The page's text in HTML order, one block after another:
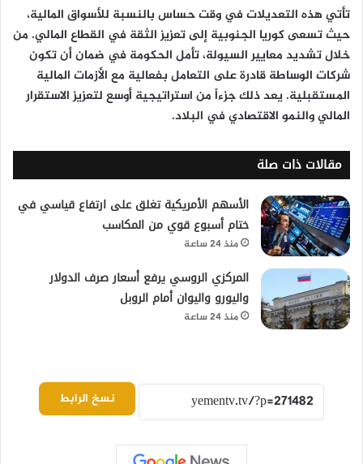
تأتي هذه التعديلات في وقت حساس بالنسبة للأسواق المالية،
حيث تسعى كوريا الجنوبية إلى تعزيز الثقة في القطاع المالي. من
خلال تشديد معايير السيولة، تأمل الحكومة في ضمان أن تكون
شركات الوساطة قادرة على التعامل بفعالية مع الأزمات المالية
المستقبلية. يعد ذلك جزءاً من استراتيجية أوسع لتعزيز الاستقرار
المالي والنمو الاقتصادي في البلاد.
مقالات ذات صلة
الأسهم الأمريكية تغلق على ارتفاع قياسي في
ختام أسبوع قوي من المكاسب
منذ 24 ساعة
المركزي الروسي يرفع أسعار صرف الدولار
واليورو واليوان أمام الروبل
منذ 24 ساعة
نسخ الرابط